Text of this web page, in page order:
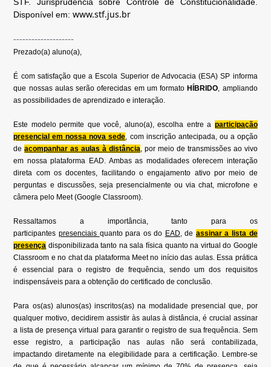
Disponível em:www.stf.jus.br
--------------------
Prezado(a) aluno(a),
É com satisfação que a Escola Superior de Advocacia (ESA) SP informa
que nossas aulas serão oferecidas em um formato HÍBRIDO, ampliando
as possibilidades de aprendizado e interação.
Este modelo permite que você, aluno(a), escolha entre a participação
presencial em nossa nova sede, com inscrição antecipada, ou a opção
deacompanhar as aulas à distância, por meio de transmissões ao vivo
em nossa plataforma EAD. Ambas as modalidades oferecem interação
direta com os docentes, facilitando o engajamento ativo por meio de
perguntas e discussões, seja presencialmente ou via chat, microfone e
câmera pelo Meet (Google Classroom).
Ressaltamos a importância, tanto para os
participantes presenciais quanto para os do EAD, de assinar a lista de
presença disponibilizada tanto na sala física quanto na virtual do Google
Classroom e no chat da plataforma Meet no início das aulas. Essa prática
é essencial para o registro de frequência, sendo um dos requisitos
indispensáveis para a obtenção do certificado de conclusão.
Para os(as) alunos(as) inscritos(as) na modalidade presencial que, por
qualquer motivo, decidirem assistir às aulas à distância, é crucial assinar
a lista de presença virtual para garantir o registro de sua frequência. Sem
esse registro, a participação nas aulas não será contabilizada,
impactando diretamente na elegibilidade para a certificação. Lembre-se